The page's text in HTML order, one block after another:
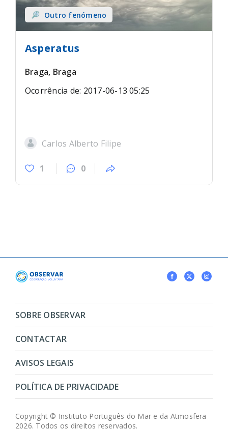
Outro fenómeno
Asperatus
Braga, Braga
Ocorrência de: 2017-06-13 05:25
Carlos Alberto Filipe
1 0
SOBRE OBSERVAR
CONTACTAR
AVISOS LEGAIS
POLÍTICA DE PRIVACIDADE
Copyright © Instituto Português do Mar e da Atmosfera
2026. Todos os direitos reservados.